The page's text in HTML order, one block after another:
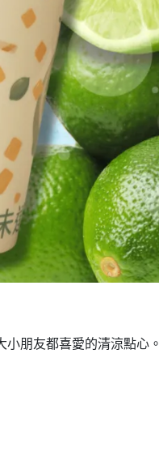
朋友都喜愛的清涼點心。